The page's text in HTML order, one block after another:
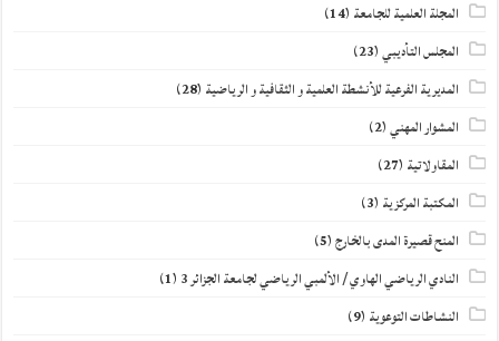
المجلة العلمية للجامعة (14)
المجلس التأديبي(23)
المديرية الفرعية للأنشطة العلمية و الثقافية و الرياضية (28)
المشوار المهني(2)
المقاولاتية (27)
المكتبة المركزية (3)
المنح قصيرة المدى بالخارج(5)
النادي الرياضي الهاوي / الألمبي الرياضي لجامعة الجزائر 3 (1)
النشاطات التوعوية (9)